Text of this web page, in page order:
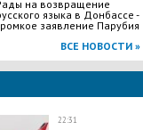
на возвращение
языка в Донбассе -
заявление Парубия
ВСЕ НОВОСТИ »
22:31